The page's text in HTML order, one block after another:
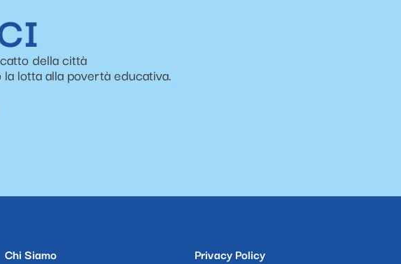
della città
lotta alla povertà educativa.
Chi Siamo
Privacy Policy